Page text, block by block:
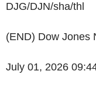
DJG/DJN/sha/thl
(END) Dow Jones
July 01, 2026